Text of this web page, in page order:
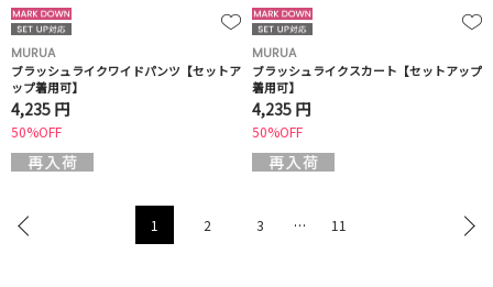
MURUA
ブラッシュライクワイドパンツ【セットア
ップ着用可】
4,235 円
50%OFF
MURUA
ブラッシュライクスカート【セットアップ
着用可】
4,235 円
50%OFF
1 2 3 … 11